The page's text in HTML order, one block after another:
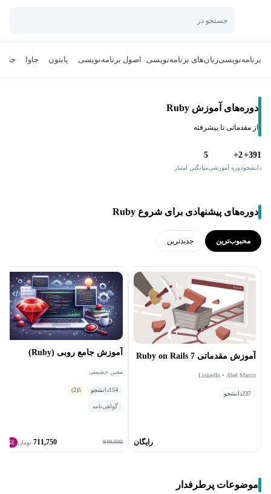
جستجو در
برنامه‌نویسیزبان‌های برنامه‌نویسی اصول برنامه‌نویسی پایتون جاوا
دوره‌های آموزش Ruby
از مقدماتی تا پیشرفته
391+
دانشجو
2+
دوره آموزشی
5
میانگین امتیاز
دوره‌های پیشنهادی برای شروع Ruby
محبوب‌ترین جدید‌ترین
آموزش مقدماتی Ruby on Rails 7
LinkedIn • Abel Martin
237دانشجو
رایگان
آموزش جامع روبی (Ruby)
معین حشمتی
154دانشجو 5
(2)
گواهی‌نامه
949,000
711,750 تومان 25٪
موضوعات پرطرفدار